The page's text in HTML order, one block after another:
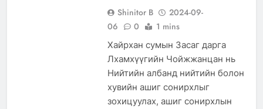
Shinitor B
2024-09-
06
0 1 mins
Хайрхан сумын Засаг дарга
Лхамхүүгийн Чойжжанцан нь
Нийтийн албанд нийтийн болон
хувийн ашиг сонирхлыг
зохицуулах, ашиг сонирхлын